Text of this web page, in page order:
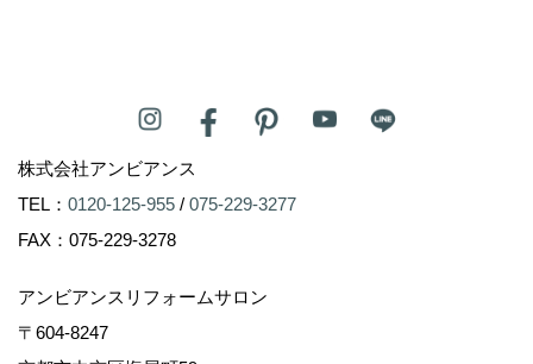
株式会社アンビアンス
TEL： 0120-125-955 / 075-229-3277
FAX：075-229-3278
アンビアンスリフォームサロン
〒604-8247